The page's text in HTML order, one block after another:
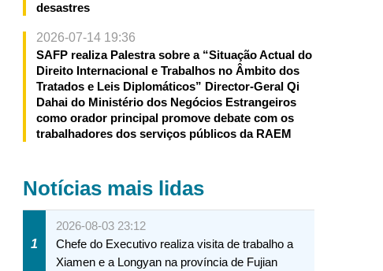
desastres
2026-07-14 19:36
SAFP realiza Palestra sobre a “Situação Actual do
Direito Internacional e Trabalhos no Âmbito dos
Tratados e Leis Diplomáticos” Director-Geral Qi
Dahai do Ministério dos Negócios Estrangeiros
como orador principal promove debate com os
trabalhadores dos serviços públicos da RAEM
Notícias mais lidas
1
2026-08-03 23:12
Chefe do Executivo realiza visita de trabalho a
Xiamen e a Longyan na província de Fujian